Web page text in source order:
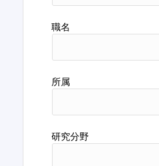
職名
所属
研究分野